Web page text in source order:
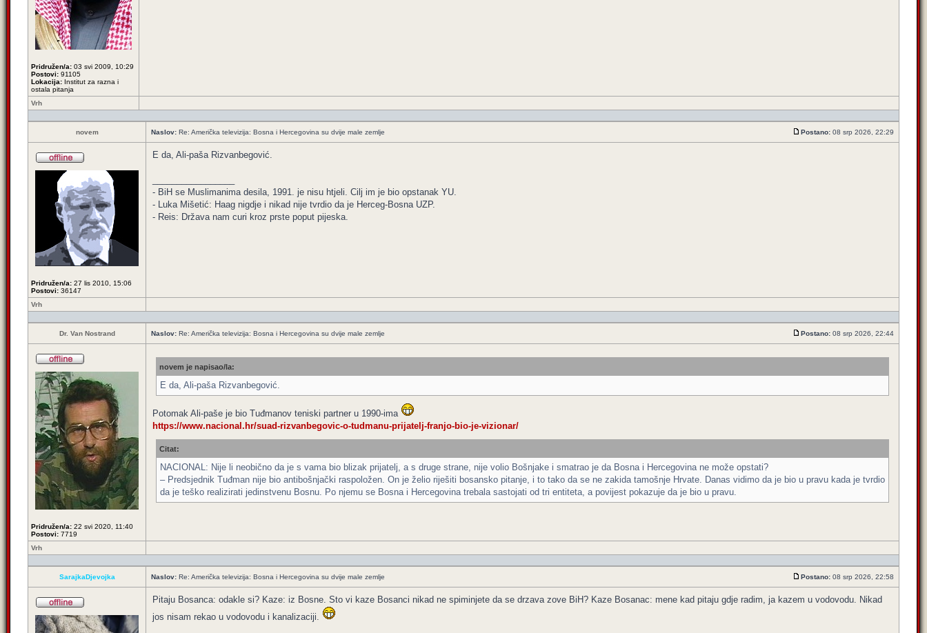
Pridružen/a: 03 svi 2009, 10:29
Postovi: 91105
Lokacija: Institut za razna i
ostala pitanja
Vrh
novem Naslov: Re: Američka televizija: Bosna i Hercegovina su dvije male zemlje Postano: 08 srp 2026, 22:29
Pridružen/a: 27 lis 2010, 15:06
Postovi: 36147
E da, Ali-paša Rizvanbegović.
- BiH se Muslimanima desila, 1991. je nisu htjeli. Cilj im je bio opstanak YU.
- Luka Mišetić: Haag nigdje i nikad nije tvrdio da je Herceg-Bosna UZP.
- Reis: Država nam curi kroz prste poput pijeska.
Vrh
Dr. Van Nostrand Naslov: Re: Američka televizija: Bosna i Hercegovina su dvije male zemlje Postano: 08 srp 2026, 22:44
Pridružen/a: 22 svi 2020, 11:40
Postovi: 7719
novem je napisao/la:
E da, Ali-paša Rizvanbegović.
Potomak Ali-paše je bio Tuđmanov teniski partner u 1990-ima
https://www.nacional.hr/suad-rizvanbegovic-o-tudmanu-prijatelj-franjo-bio-je-vizionar/
Citat:
NACIONAL: Nije li neobično da je s vama bio blizak prijatelj, a s druge strane, nije volio Bošnjake i smatrao je da Bosna i Hercegovina ne može opstati?
– Predsjednik Tuđman nije bio antibošnjački raspoložen. On je želio riješiti bosansko pitanje, i to tako da se ne zakida tamošnje Hrvate. Danas vidimo da je bio u pravu kada je tvrdio
da je teško realizirati jedinstvenu Bosnu. Po njemu se Bosna i Hercegovina trebala sastojati od tri entiteta, a povijest pokazuje da je bio u pravu.
Vrh
SarajkaDjevojka Naslov: Re: Američka televizija: Bosna i Hercegovina su dvije male zemlje Postano: 08 srp 2026, 22:58
Pitaju Bosanca: odakle si? Kaze: iz Bosne. Sto vi kaze Bosanci nikad ne spiminjete da se drzava zove BiH? Kaze Bosanac: mene kad pitaju gdje radim, ja kazem u vodovodu. Nikad
jos nisam rekao u vodovodu i kanalizaciji.